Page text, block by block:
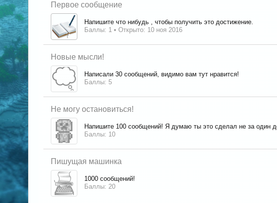
Первое сообщение
Напишите что нибудь , чтобы получить это достижение.
Баллы: 1
Открыто: 10 ноя 2016
Новые мысли!
Написали 30 сообщений, видимо вам тут нравится!
Баллы: 5
Не могу остановиться!
Напишите 100 сообщений! Я думаю ты это сделал не за один
Баллы: 10
Пишущая машинка
1000 сообщений!
Баллы: 20